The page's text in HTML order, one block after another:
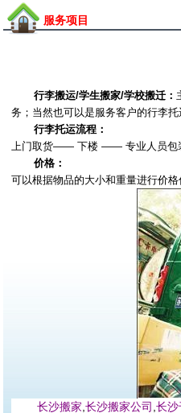
服务项目
行李搬运/学生搬家/学校搬迁：
务；当然也可以是服务客户的行李托
行李托运流程：
上门取货—— 下楼 —— 专业人员
价格：
可以根据物品的大小和重量进行价
长沙搬家 长沙搬家公司 长沙